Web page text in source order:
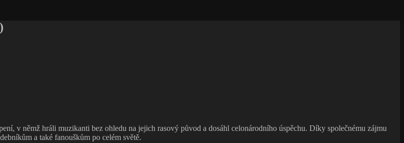
v němž hráli muzikanti bez ohledu na jejich rasový původ a dosáhl celonárodního úspěchu. Díky společnému zájmu
a také fanouškům po celém světě.